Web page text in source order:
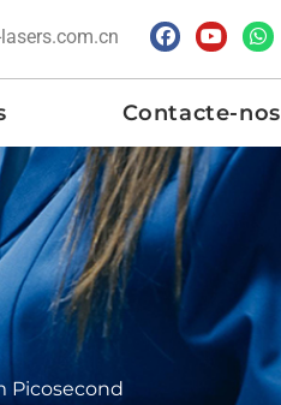
Contacte-nos
Picosecond